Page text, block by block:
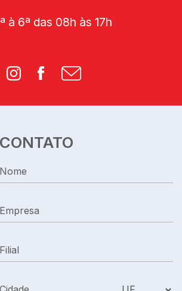
à 6ª das 08h às 17h
InstagramFacebook
CONTATO
Nome
Empresa
Filial
Cidade UF